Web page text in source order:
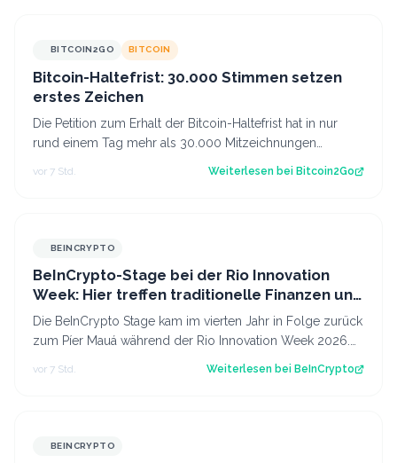
BITCOIN2GO BITCOIN
Bitcoin-Haltefrist: 30.000 Stimmen setzen
erstes Zeichen
Die Petition zum Erhalt der Bitcoin-Haltefrist hat in nur
rund einem Tag mehr als 30.000 Mitzeichnungen
vor 7 Std. Weiterlesen bei Bitcoin2Go
BEINCRYPTO
BeInCrypto-Stage bei der Rio Innovation
Week: Hier treffen traditionelle Finanzen und
Krypto aufeinander
Die BeInCrypto Stage kam im vierten Jahr in Folge zurück
zum Píer Mauá während der Rio Innovation Week 2026.
vor 7 Std. Weiterlesen bei BeInCrypto
BEINCRYPTO